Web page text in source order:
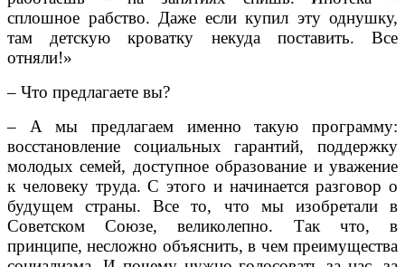
сплошное рабство. Даже если купил эту однушку,
там детскую кроватку некуда поставить. Все
отняли!»
– Что предлагаете вы?
– А мы предлагаем именно такую программу:
восстановление социальных гарантий, поддержку
молодых семей, доступное образование и уважение
к человеку труда. С этого и начинается разговор о
будущем страны. Все то, что мы изобретали в
Советском Союзе, великолепно. Так что, в
принципе, несложно объяснить, в чем преимущества